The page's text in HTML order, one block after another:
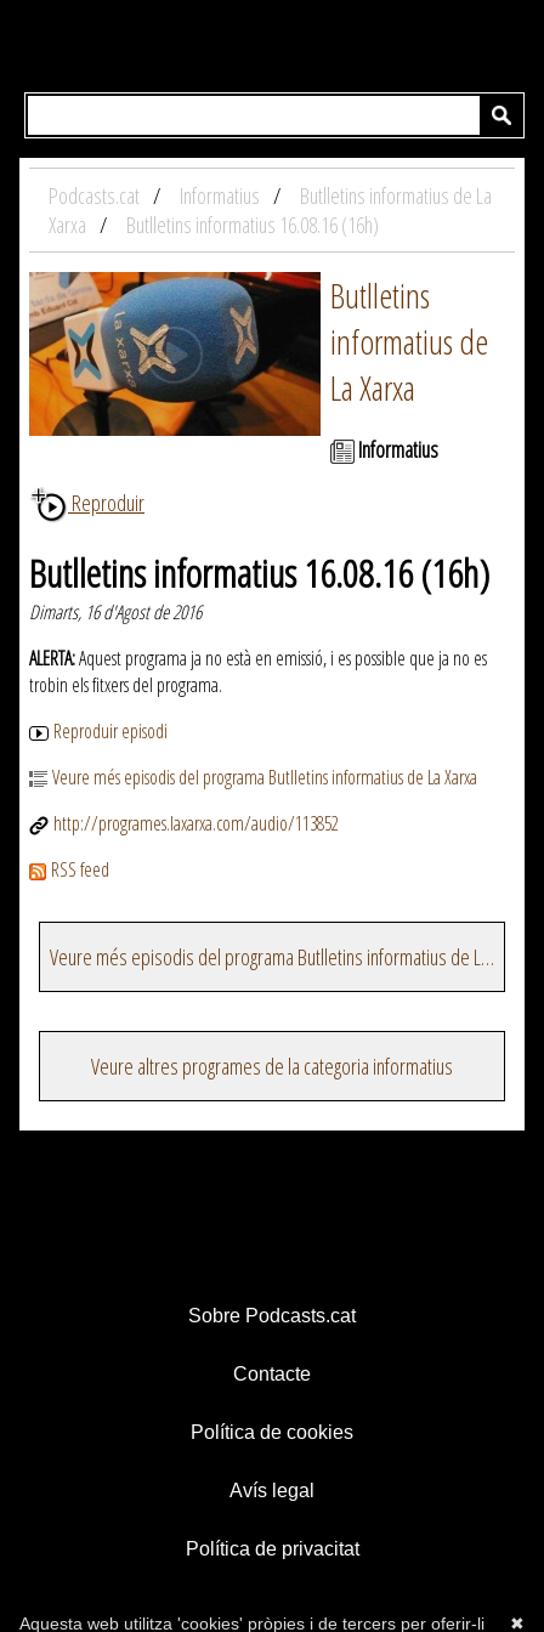
Podcasts.cat Informatius
Butlletins informatius de La
Xarxa
Butlletins informatius 16.08.16 (16h)
Butlletins
informatius de
La Xarxa
Informatius
Reproduir
Butlletins informatius 16.08.16 (16h)
Dimarts, 16 d'Agost de 2016
ALERTA:Aquest programa ja no està en emissió, i es possible que ja no es
trobin els fitxers del programa.
Reproduir episodi
Veure més episodis del programa Butlletins informatius de La Xarxa
http://programes.laxarxa.com/audio/113852
RSS feed
Veure més episodis del programa Butlletins informatius de La Xarxa
Veure altres programes de la categoria informatius
Sobre Podcasts.cat
Contacte
Política de cookies
Avís legal
Política de privacitat
✖
Aquesta web utilitza 'cookies' pròpies i de tercers per oferir-li